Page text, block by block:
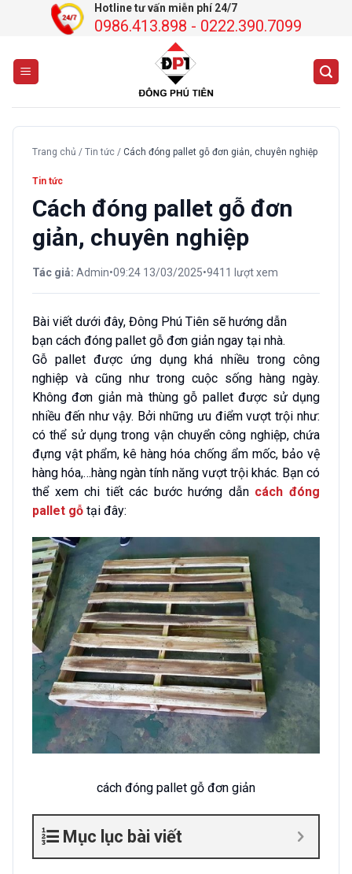
dung
Hotline tư vấn miễn phí 24/7
0986.413.898 - 0222.390.7099
Trang chủ / Tin tức / Cách đóng pallet gỗ đơn giản, chuyên nghiệp
Tin tức
Cách đóng pallet gỗ đơn
giản, chuyên nghiệp
Tác giả: Admin•09:24 13/03/2025•9411 lượt xem
Bài viết dưới đây, Đông Phú Tiên sẽ hướng dẫn
bạn cách đóng pallet gỗ đơn giản ngay tại nhà.
Gỗ pallet được ứng dụng khá nhiều trong công
nghiệp và cũng như trong cuộc sống hàng ngày.
Không đơn giản mà thùng gỗ pallet được sử dụng
nhiều đến như vậy. Bởi những ưu điểm vượt trội như:
có thể sử dụng trong vận chuyển công nghiệp, chứa
đựng vật phẩm, kê hàng hóa chống ẩm mốc, bảo vệ
hàng hóa,…hàng ngàn tính năng vượt trội khác. Bạn có
thể xem chi tiết các bước hướng dẫn cách đóng
pallet gỗ tại đây:
cách đóng pallet gỗ đơn giản
Mục lục bài viết